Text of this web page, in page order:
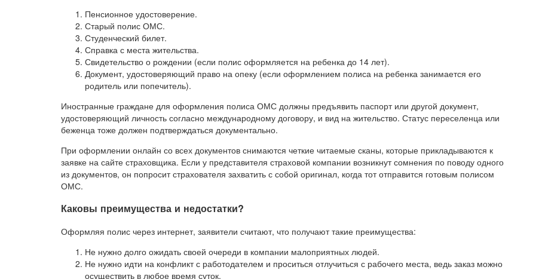
Пенсионное удостоверение.
Старый полис ОМС.
Студенческий билет.
Справка с места жительства.
Свидетельство о рождении (если полис оформляется на ребенка до 14 лет).
Документ, удостоверяющий право на опеку (если оформлением полиса на ребенка занимается его
родитель или попечитель).
Иностранные граждане для оформления полиса ОМС должны предъявить паспорт или другой документ,
удостоверяющий личность согласно международному договору, и вид на жительство. Статус переселенца или
беженца тоже должен подтверждаться документально.
При оформлении онлайн со всех документов снимаются четкие читаемые сканы, которые прикладываются к
заявке на сайте страховщика. Если у представителя страховой компании возникнут сомнения по поводу одного
из документов, он попросит страхователя захватить с собой оригинал, когда тот отправится готовым полисом
ОМС.
Каковы преимущества и недостатки?
Оформляя полис через интернет, заявители считают, что получают такие преимущества:
Не нужно долго ожидать своей очереди в компании малоприятных людей.
Не нужно идти на конфликт с работодателем и проситься отлучиться с рабочего места, ведь заказ можно
осуществить в любое время суток.